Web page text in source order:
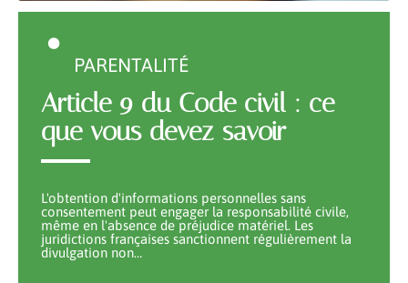
PARENTALITÉ
Article 9 du Code civil : ce
que vous devez savoir
L'obtention d'informations personnelles sans
consentement peut engager la responsabilité civile,
même en l'absence de préjudice matériel. Les
juridictions françaises sanctionnent régulièrement la
divulgation non…